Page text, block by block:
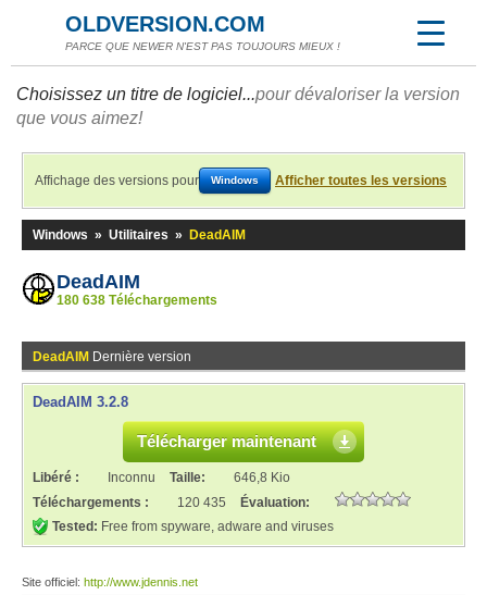
OLDVERSION.COM
PARCE QUE NEWER N'EST PAS TOUJOURS MIEUX !
Choisissez un titre de logiciel...pour dévaloriser la version
que vous aimez!
Affichage des versions pour Windows Afficher toutes les versions
Windows » Utilitaires » DeadAIM
DeadAIM
180 638 Téléchargements
DeadAIM Dernière version
DeadAIM 3.2.8
Télécharger maintenant
Libéré : Inconnu Taille:
646,8 Kio
Téléchargements :
120 435
Évaluation:
Tested: Free from spyware, adware and viruses
Site officiel: http://www.jdennis.net